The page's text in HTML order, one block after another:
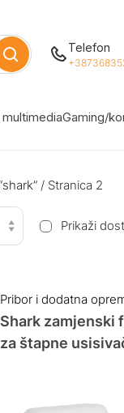
Telefon
multimediaGaming/
/ Stranica 2
Prikaži
Pribor i dodatna
Shark zamjenski
za štapne